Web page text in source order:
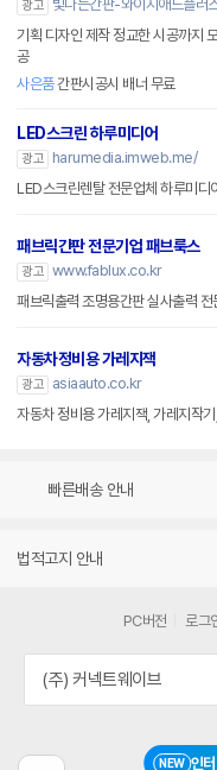
NEW 인
광고
빛나는간판-와이지애드플러
기획 디자인 제작 정교한 시공까지
공
사은품간판시공시 배너 무료
LED스크린 하루미디어
광고
harumedia.imweb.me/
LED스크린렌탈 전문업체 하루미디
패브릭간판 전문기업 패브룩스
광고 www.fablux.co.kr
패브릭출력 조명용간판 실사출력 전
자동차정비용 가레지잭
광고
asiaauto.co.kr
자동차 정비용 가레지잭, 가레지작기
빠른배송 안내
법적고지 안내
PC버전 로그
(주) 커넥트웨이브